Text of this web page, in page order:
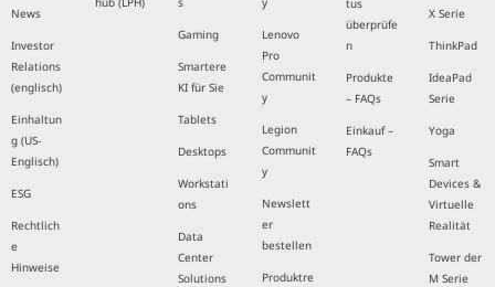
News
Investor
Relations
(englisch)
Einhaltun
g (US-
Englisch)
ESG
Rechtlich
e
Hinweise
Gaming
Smartere
KI für Sie
Tablets
Desktops
Workstati
ons
Data
Center
Solutions
Lenovo
Pro
Communit
y
Legion
Communit
y
Newslett
er
bestellen
Produktre
tus
überprüfe
n
Produkte
– FAQs
Einkauf –
FAQs
X Serie
ThinkPad
IdeaPad
Serie
Yoga
Smart
Devices &
Virtuelle
Realität
Tower der
M Serie